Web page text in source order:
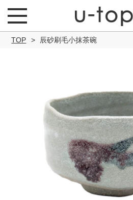
キーワード
TOP 辰砂刷毛小抹茶碗